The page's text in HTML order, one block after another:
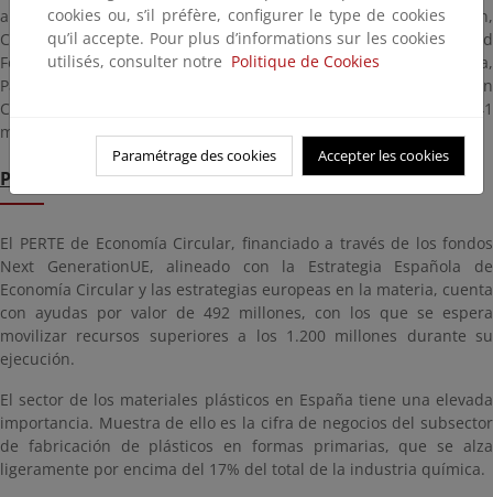
autónomas: Andalucía, Aragón, Islas Baleares, Castilla y León,
Castilla–La Mancha, Cataluña, Comunidad de Madrid, Comunidad
Foral de Navarra, Comunitat Valenciana, Extremadura, Galicia,
País Vasco, Principado de Asturias y Región de Murcia. En
Cataluña se desarrollará el proyecto con mayor presupuesto (41
millones) entre fondos públicos y privados.
PERTE DE ECONOMÍA CIRCULAR
El PERTE de Economía Circular, financiado a través de los fondos
Next GenerationUE, alineado con la Estrategia Española de
Economía Circular y las estrategias europeas en la materia, cuenta
con ayudas por valor de 492 millones, con los que se espera
movilizar recursos superiores a los 1.200 millones durante su
ejecución.
El sector de los materiales plásticos en España tiene una elevada
importancia. Muestra de ello es la cifra de negocios del subsector
de fabricación de plásticos en formas primarias, que se alza
ligeramente por encima del 17% del total de la industria química.
cookies ou, s’il préfère, configurer le type de cookies
qu’il accepte. Pour plus d’informations sur les cookies
utilisés, consulter notre Politique de Cookies
Paramétrage des cookies Accepter les cookies